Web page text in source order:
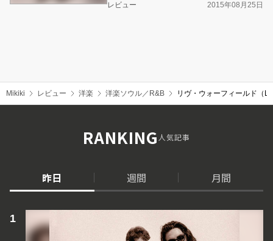
レビュー 2015年08月25日
Mikiki レビュー 洋楽 洋楽ソウル／R&B リヴ・ウォーフィールド（
RANKING人気記事
昨日 週間 月間